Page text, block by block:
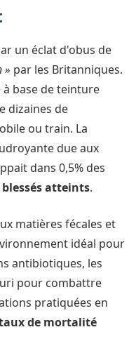
un éclat d'obus de
» par les Britanniques.
base de teinture
dizaines de
ou train. La
due aux
dans 0,5% des
atteints.
matières fécales et
idéal pour
antibiotiques, les
pour combattre
pratiquées en
de mortalité